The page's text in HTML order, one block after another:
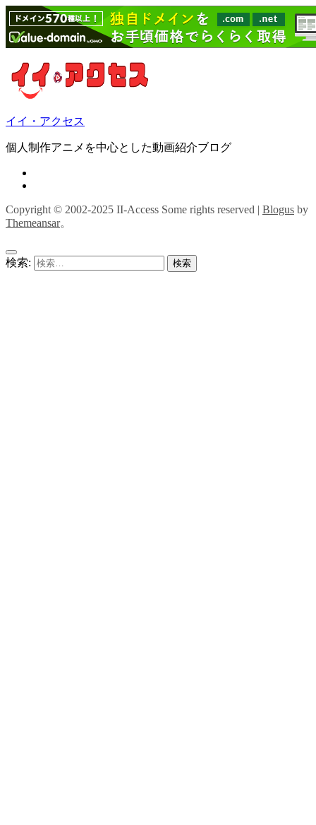
イイ・アクセス
個人制作アニメを中心とした動画紹介ブログ
Copyright © 2002-2025 II-Access Some rights reserved | Blogus by
Themeansar。
検索: